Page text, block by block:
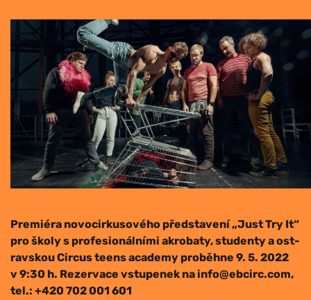
Pre­mi­é­ra novo­cir­ku­so­vé­ho před­sta­ve­ní „Just Try It“
pro ško­ly s pro­fe­si­o­nál­ní­mi akro­ba­ty, stu­den­ty a ost­
rav­skou Cir­cus teens aca­de­my pro­běh­ne 9. 5. 2022
v 9:30 h. Rezer­va­ce vstu­pe­nek na info@ebcirc.com,
tel.: +420 702 001 601